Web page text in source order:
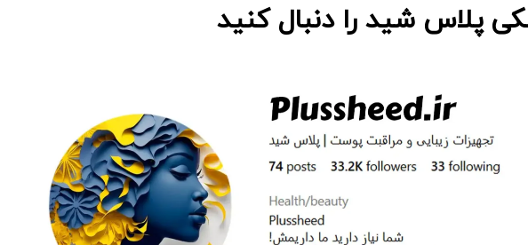
پلاس شید را دنبال کنید